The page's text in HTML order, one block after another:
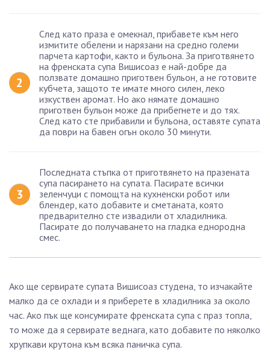
След като праза е омекнал, прибавете към него
измитите обелени и нарязани на средно големи
парчета картофи, както и бульона. За приготвянето
на френската супа Вишисоаз е най-добре да
ползвате домашно приготвен бульон, а не готовите
кубчета, защото те имате много силен, леко
изкуствен аромат. Но ако нямате домашно
приготвен бульон може да прибегнете и до тях.
След като сте прибавили и бульона, оставяте супата
да поври на бавен огън около 30 минути.
Последната стъпка от приготвянето на празената
супа пасирането на супата. Пасирате всички
зеленчуци с помощта на кухненски робот или
блендер, като добавите и сметаната, която
предварително сте извадили от хладилника.
Пасирате до получаването на гладка еднородна
смес.
Ако ще сервирате супата Вишисоаз студена, то изчакайте
малко да се охлади и я приберете в хладилника за около
час. Ако пък ще консумирате френската супа с праз топла,
то може да я сервирате веднага, като добавите по няколко
хрупкави крутона към всяка паничка супа.